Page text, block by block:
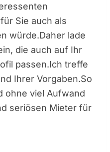
Sie auch als
würde.Daher lade
die auch auf Ihr
passen.Ich treffe
Ihrer Vorgaben.So
ohne viel Aufwand
seriösen Mieter für